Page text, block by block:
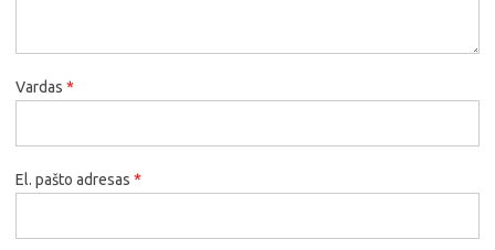
Vardas *
El. pašto adresas *